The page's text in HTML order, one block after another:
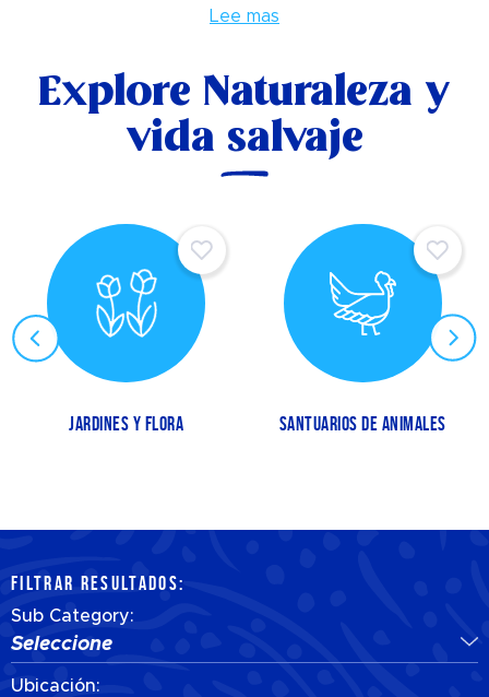
Lee mas
Explore Naturaleza y
vida salvaje
JARDINES Y FLORA SANTUARIOS DE ANIMALES
FILTRAR RESULTADOS:
Sub Category:
Seleccione
Ubicación: